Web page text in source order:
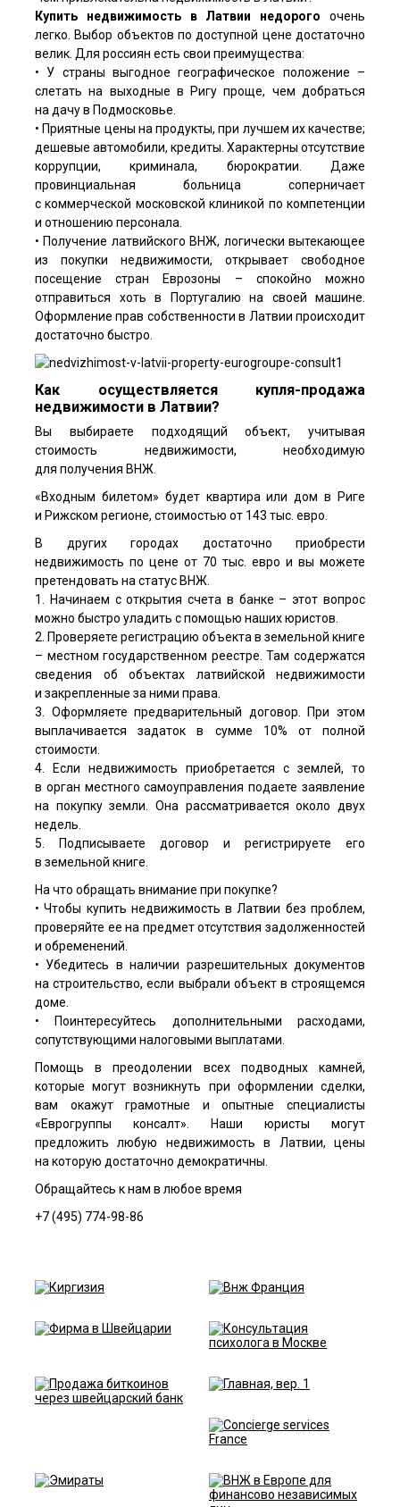
Купить недвижимость в Латвии
недорого очень
легко. Выбор объектов по доступной цене достаточно
велик. Для россиян есть свои преимущества:
• У страны выгодное географическое положение –
слетать на выходные в Ригу проще, чем добраться
на дачу в Подмосковье.
• Приятные цены на продукты, при лучшем их качестве;
дешевые автомобили, кредиты. Характерны отсутствие
коррупции, криминала, бюрократии. Даже
провинциальная больница соперничает
с коммерческой московской клиникой по компетенции
и отношению персонала.
• Получение латвийского ВНЖ, логически вытекающее
из покупки недвижимости, открывает свободное
посещение стран Еврозоны – спокойно можно
отправиться хоть в Португалию на своей машине.
Оформление прав собственности в Латвии происходит
достаточно быстро.
Как осуществляется купля-продажа
недвижимости в Латвии?
Вы выбираете подходящий объект, учитывая
стоимость недвижимости, необходимую
для получения ВНЖ.
«Входным билетом» будет квартира или дом в Риге
и Рижском регионе, стоимостью от 143 тыс. евро.
В других городах достаточно приобрести
недвижимость по цене от 70 тыс. евро и вы можете
претендовать на статус ВНЖ.
1. Начинаем с открытия счета в банке – этот вопрос
можно быстро уладить с помощью наших юристов.
2. Проверяете регистрацию объекта в земельной книге
– местном государственном реестре. Там содержатся
сведения об объектах латвийской недвижимости
и закрепленные за ними права.
3. Оформляете предварительный договор. При этом
выплачивается задаток в сумме 10% от полной
стоимости.
4. Если недвижимость приобретается с землей, то
в орган местного самоуправления подаете заявление
на покупку земли. Она рассматривается около двух
недель.
5. Подписываете договор и регистрируете его
в земельной книге.
На что обращать внимание при покупке?
• Чтобы купить недвижимость в Латвии без проблем,
проверяйте ее на предмет отсутствия задолженностей
и обременений.
• Убедитесь в наличии разрешительных документов
на строительство, если выбрали объект в строящемся
доме.
• Поинтересуйтесь дополнительными расходами,
сопутствующими налоговыми выплатами.
Помощь в преодолении всех подводных камней,
которые могут возникнуть при оформлении сделки,
вам окажут грамотные и опытные специалисты
«Еврогруппы консалт». Наши юристы могут
предложить любую недвижимость в Латвии, цены
на которую достаточно демократичны.
Обращайтесь к нам в любое время
+7 (495) 774-98-86